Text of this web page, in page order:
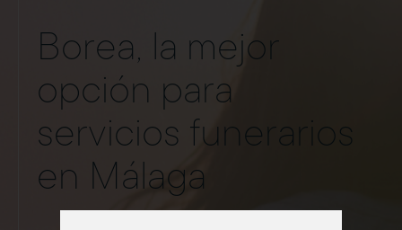
Borea, la mejor
opción para
servicios funerarios
en Málaga